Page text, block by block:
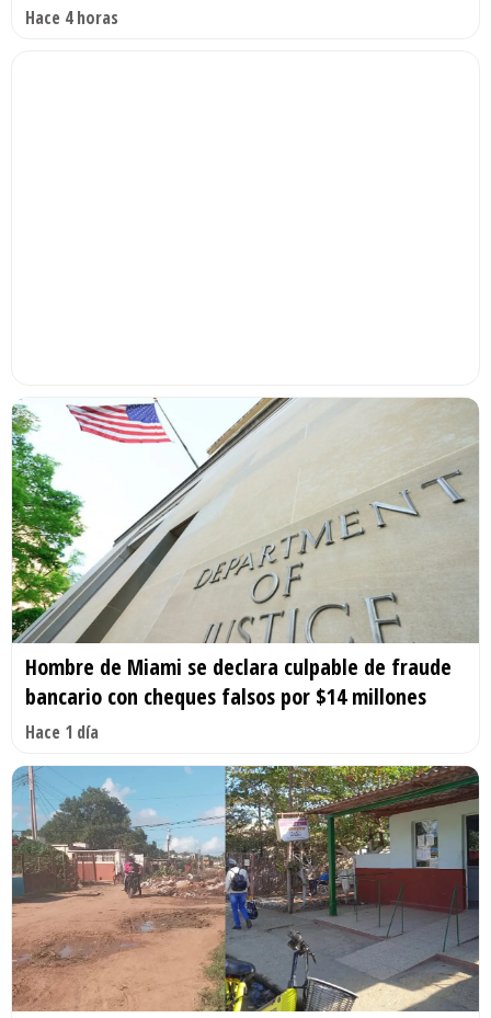
Hace 4 horas
Hombre de Miami se declara culpable de fraude
bancario con cheques falsos por $14 millones
Hace 1 día